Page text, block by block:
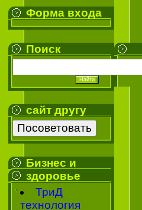
Форма входа
Поиск
сайт другу
Бизнес и
здоровье
ТриД
технология